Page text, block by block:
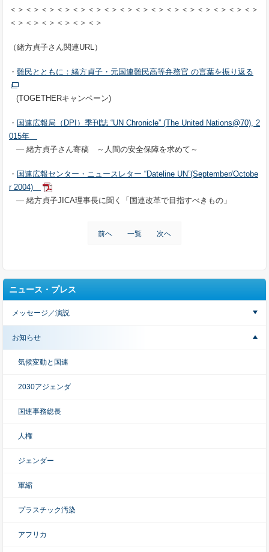
＜＞＜＞＜＞＜＞＜＞＜＞＜＞＜＞＜＞＜＞＜＞＜＞＜＞＜＞＜＞＜＞
＜＞＜＞＜＞＜＞＜＞＜＞
（緒方貞子さん関連URL）
・ 難民とともに：緒方貞子・元国連難民高等弁務官 の言葉を振り返る
(TOGETHERキャンペーン)
・ 国連広報局（DPI）季刊誌 “UN Chronicle” (The United Nations@70), 2
015年
― 緒方貞子さん寄稿 ～人間の安全保障を求めて～
・ 国連広報センター・ニュースレター “Dateline UN”(September/Octobe
r 2004)
― 緒方貞子JICA理事長に聞く「国連改革で目指すべきもの」
前へ 一覧 次へ
ニュース・プレス
メッセージ／演説
お知らせ
気候変動と国連
2030アジェンダ
国連事務総長
人権
ジェンダー
軍縮
プラスチック汚染
アフリカ